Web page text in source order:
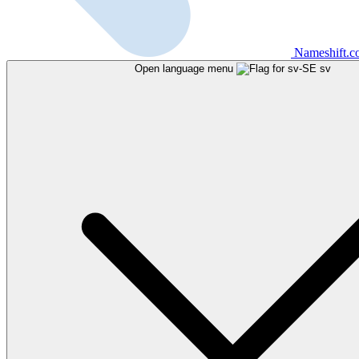
Open language menu sv